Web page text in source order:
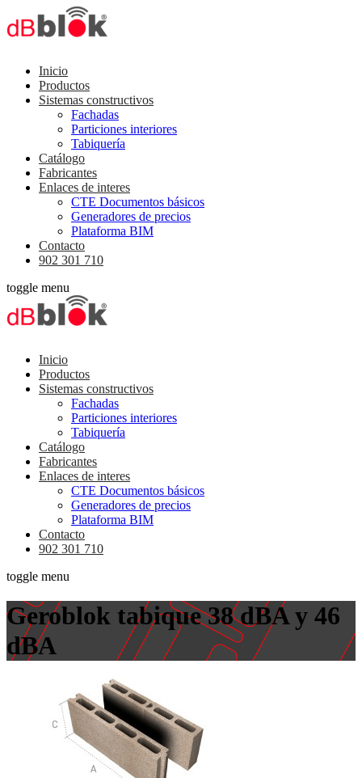
Inicio
Productos
Sistemas constructivos
Fachadas
Particiones interiores
Tabiquería
Catálogo
Fabricantes
Enlaces de interes
CTE Documentos básicos
Generadores de precios
Plataforma BIM
Contacto
902 301 710
toggle menu
Inicio
Productos
Sistemas constructivos
Fachadas
Particiones interiores
Tabiquería
Catálogo
Fabricantes
Enlaces de interes
CTE Documentos básicos
Generadores de precios
Plataforma BIM
Contacto
902 301 710
toggle menu
Geroblok tabique 38 dBA y 46
dBA